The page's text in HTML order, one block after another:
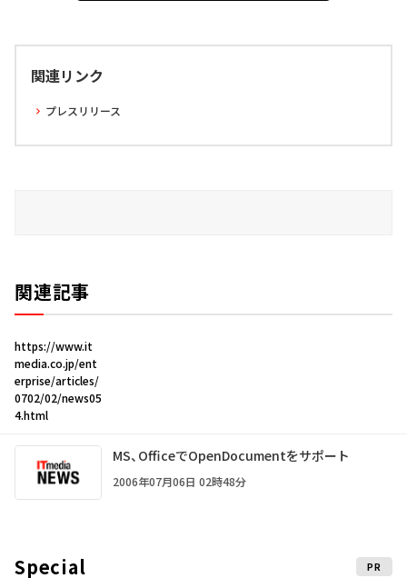
関連リンク
プレスリリース
関連記事
https://www.it
media.co.jp/ent
erprise/articles/
0702/02/news05
4.html
MS、OfficeでOpenDocumentをサポート
2006年07月06日 02時48分
Special PR